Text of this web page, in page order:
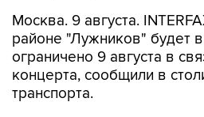
Москва. 9 августа.
районе "Лужников" будет
ограничено 9 августа в
концерта, сообщили в
транспорта.